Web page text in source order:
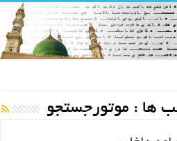
ها : موتورجستجو